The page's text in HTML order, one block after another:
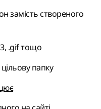
замість створеного
.gif тощо
папку